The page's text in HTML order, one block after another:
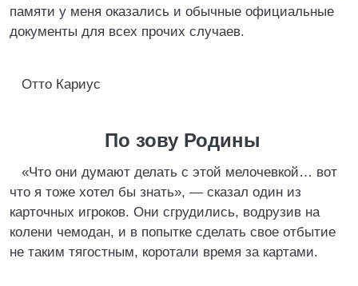
памяти у меня оказались и обычные официальные
документы для всех прочих случаев.
Отто Кариус
По зову Родины
«Что они думают делать с этой мелочевкой… вот
что я тоже хотел бы знать», — сказал один из
карточных игроков. Они сгрудились, водрузив на
колени чемодан, и в попытке сделать свое отбытие
не таким тягостным, коротали время за картами.